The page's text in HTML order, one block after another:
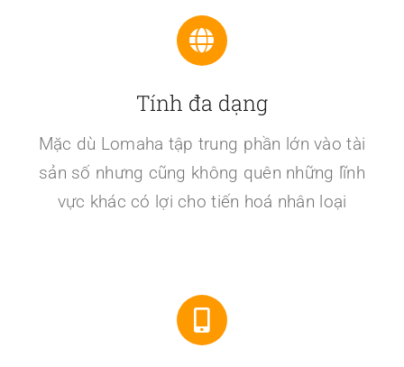
Tính đa dạng
Mặc dù Lomaha tập trung phần lớn vào tài
sản số nhưng cũng không quên những lĩnh
vực khác có lợi cho tiến hoá nhân loại